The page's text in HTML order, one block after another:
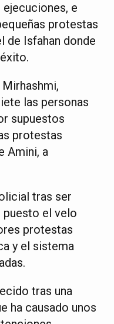
ejecuciones, e
protestas
de Isfahan donde
las personas
supuestos
protestas
Amini, a
tras ser
puesto el velo
protestas
y el sistema
tras una
ha causado unos